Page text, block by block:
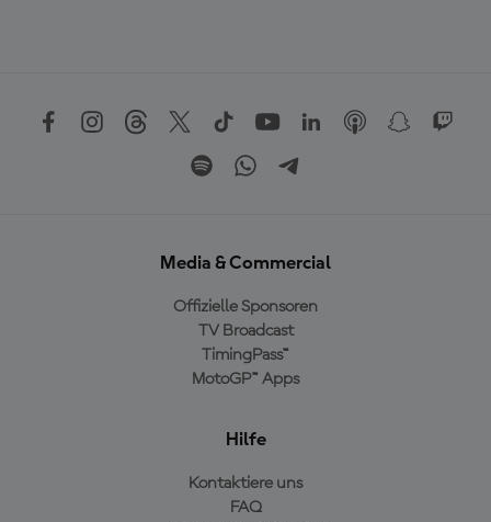
Media & Commercial
Offizielle Sponsoren
TV Broadcast
TimingPass™
MotoGP™ Apps
Hilfe
Kontaktiere uns
FAQ